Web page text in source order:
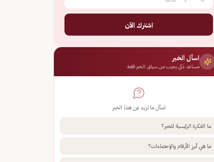
اشترك الآن
اسأل الخبر
مساعد ذكي يجيب من سياق الخبر فقط
اسأل ما تريد عن هذا الخبر
ما الفكرة الرئيسية للخبر؟
ما هي أبرز الأرقام والإحصاءات؟